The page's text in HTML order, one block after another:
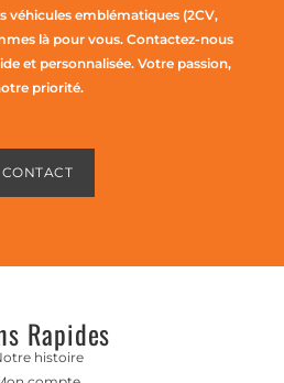
véhicules emblématiques (2CV,
là pour vous. Contactez-nous
et personnalisée. Votre passion,
priorité.
CONTACT
Rapides
histoire